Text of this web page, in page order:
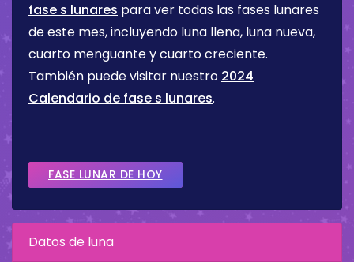
fase s lunares para ver todas las fases lunares
de este mes, incluyendo luna llena, luna nueva,
cuarto menguante y cuarto creciente.
También puede visitar nuestro 2024
Calendario de fase s lunares.
FASE LUNAR DE HOY
Datos de luna